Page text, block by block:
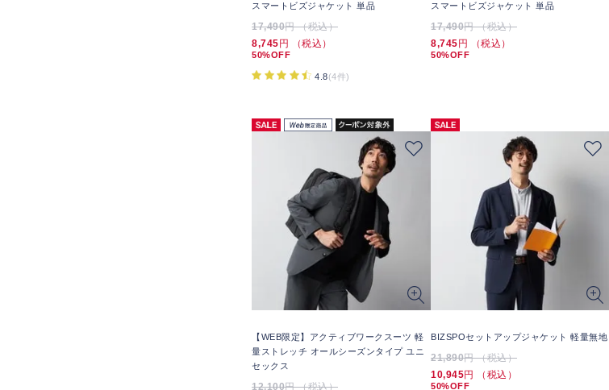
スマートビズジャケット 単品
17,490円 （税込）
8,745 円 （税込）
50%OFF
4.8(4件)
スマートビズジャケット 単品
17,490円 （税込）
8,745 円 （税込）
50%OFF
【WEB限定】アクティブワークスーツ 軽
量ストレッチ オールシーズンタイプ ユニ
セックス
12,100円 （税込）
BIZSPOセットアップジャケット 軽量無地
21,890円 （税込）
10,945円 （税込）
50%OFF